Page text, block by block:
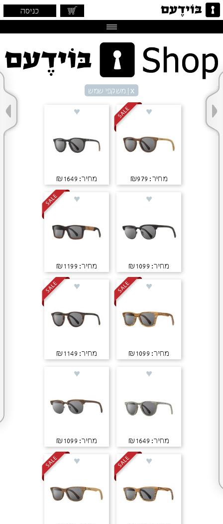
כניסה
x| משקפי שמש
מחיר: ₪979 מחיר: ₪1649
מחיר: ₪1099 מחיר: ₪1199
מחיר: ₪1099 מחיר: ₪1149
מחיר: ₪1649 מחיר: ₪1099